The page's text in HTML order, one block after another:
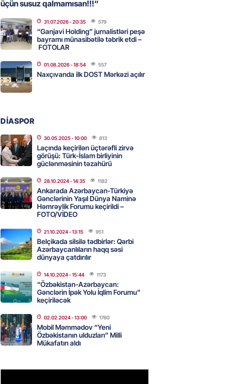
Türkiyə, Səudiyyə Ərəbistanı və
Pakistan arasında Məkkə müdafiə
sazişi imzalanıb
07.08.2026- 15:15
ÖZƏL
ehtiyacı var
07.08.2026 - 15:00
ÖZƏL
ETDİ:Bu ölkəni seçdilər
07.08.2026- 14:45 90
Azərbaycanda sabah 39 dərəcə isti
olacaq
07.08.2026- 14:30
REKLAM
Birbank Biznes-dən mikro biznes
kreditinə 5%-dək endirim
07.08.2026- 14:28
HADISƏ
üçün susuz qalmamısan!!!“
31.07.2026- 20:35 579
“Ganjavi Holding” jurnalistləri peşə
bayramı münasibətilə təbrik etdi –
FOTOLAR
01.08.2026- 18:54 557
Naxçıvanda ilk DOST Mərkəzi açılır
DİASPOR
30.05.2025- 10:00 813
Laçında keçirilən üçtərəfli zirvə
görüşü: Türk-İslam birliyinin
güclənməsinin təzahürü
28.10.2024- 14:35 1182
Ankarada Azərbaycan-Türkiyə
Gənclərinin Yaşıl Dünya Naminə
Həmrəylik Forumu keçirildi –
FOTO/VİDEO
21.10.2024- 13:15 951
Belçikada silsilə tədbirlər: Qərbi
Azərbaycanlıların haqq səsi
dünyaya çatdırılır
14.10.2024- 15:44 1173
“Özbəkistan-Azərbaycan:
Gənclərin İpək Yolu İqlim Forumu”
keçiriləcək
02.02.2024- 13:00 1760
Mobil Məmmədov “Yeni
Özbəkistanın ulduzları” Milli
Mükafatın aldı